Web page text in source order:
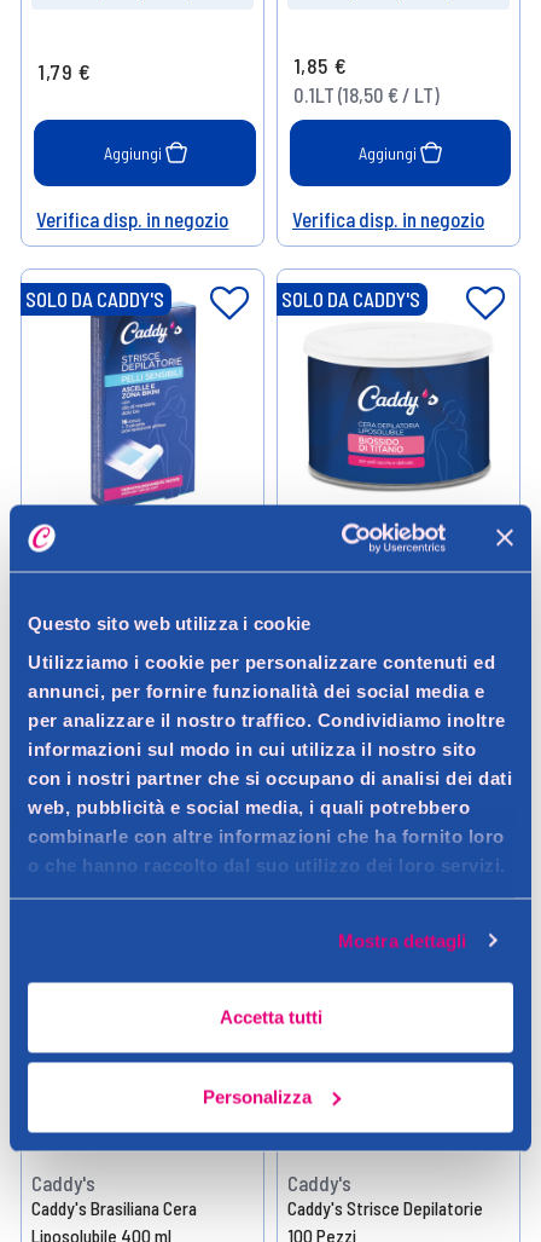
Questo sito web utilizza i cookie
Utilizziamo i cookie per personalizzare contenuti ed
annunci, per fornire funzionalità dei social media e
per analizzare il nostro traffico. Condividiamo inoltre
informazioni sul modo in cui utilizza il nostro sito
con i nostri partner che si occupano di analisi dei dati
web, pubblicità e social media, i quali potrebbero
combinarle con altre informazioni che ha fornito loro
o che hanno raccolto dal suo utilizzo dei loro servizi.
Mostra dettagli
Accetta tutti
Personalizza
1,79 €
Aggiungi
Help
Verifica disp. in negozio
1,85 €
0.1LT (18,50 € / LT)
Aggiungi
Help
Verifica disp. in negozio
SOLO DA CADDY'S
Caddy's
Caddy's Pelli Sensibili Strisce
Pezzi + 3 Salviette Post-
Epilazione
Più acquisti più risparmi
Prendi 3 - 10%
Prendi 6- 15%
Prendi 9- 20%
Aggiungi
Help
Verifica disp. in negozio
SOLO DA CADDY'S
Caddy's
Caddy's Biossido di Titanio
6,49 €
Aggiungi
Help
Verifica disp. in negozio
Caddy's
Caddy's Brasiliana Cera
Liposolubile 400 ml
SOLO DA CADDY'S
Caddy's
Caddy's Strisce Depilatorie
100 Pezzi